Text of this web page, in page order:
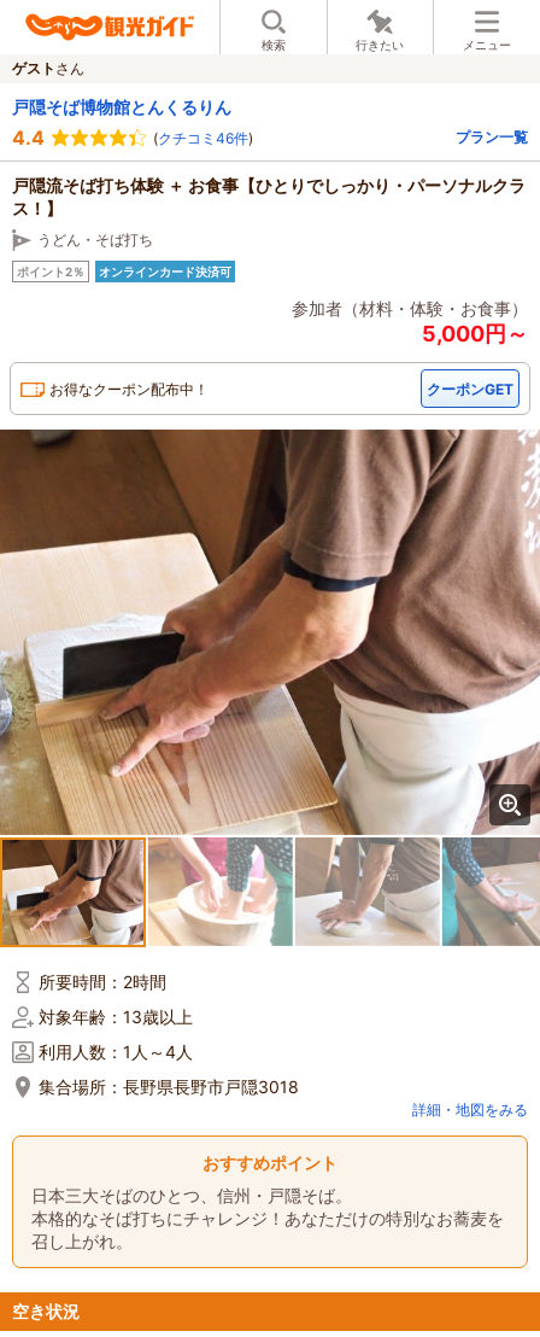
検索 行きたい メニュー
ゲスト さん
戸隠そば博物館とんくるりん
4.4 (クチコミ46件) プラン一覧
戸隠流そば打ち体験 ＋ お食事【ひとりでしっかり・パーソナルクラ
ス！】
うどん・そば打ち
ポイント2％ オンラインカード決済可
参加者（材料・体験・お食事）
5,000円～
お得なクーポン配布中！ クーポンGET
所要時間： 2時間
対象年齢： 13歳以上
利用人数： 1人～4人
集合場所： 長野県長野市戸隠3018
詳細・地図をみる
おすすめポイント
日本三大そばのひとつ、信州・戸隠そば。
本格的なそば打ちにチャレンジ！あなただけの特別なお蕎麦を
召し上がれ。
空き状況